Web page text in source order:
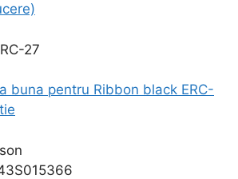
27
buna pentru Ribbon black ERC-